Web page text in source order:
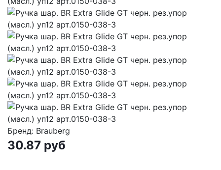
Бренд: Brauberg
30.87 руб